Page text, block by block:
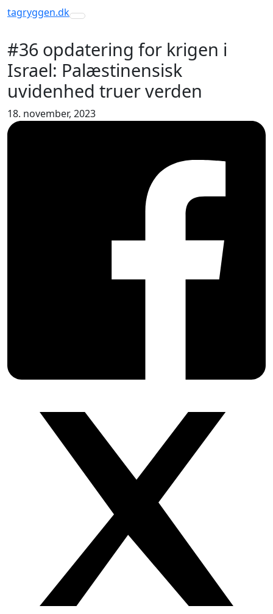
tagryggen.dk
Toggle navigation
#36 opdatering for krigen i
Israel: Palæstinensisk
uvidenhed truer verden
18. november, 2023